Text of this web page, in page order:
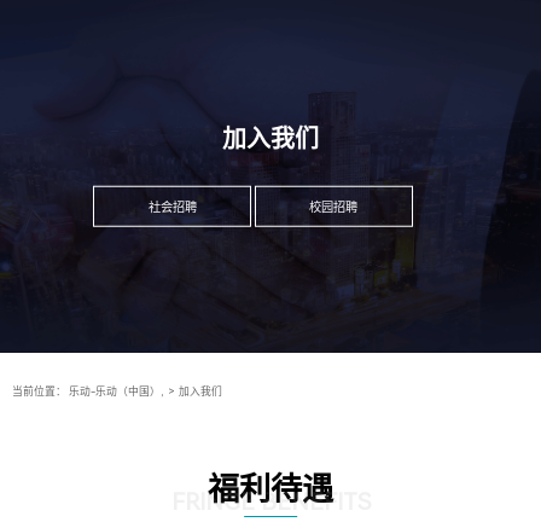
加入我们
社会招聘 校园招聘
当前位置： 乐动-乐动（中国）, > 加入我们
福利待遇
FRINGE BENEFITS